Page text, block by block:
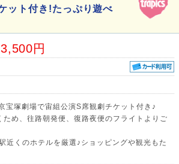
ット付き!たっぷり遊べ
円
宝塚劇場で宙組公演S席観劇チケット付き♪
め、往路朝発便、復路夜便のフライトよりご
近くのホテルを厳選♪ショッピングや観光もた